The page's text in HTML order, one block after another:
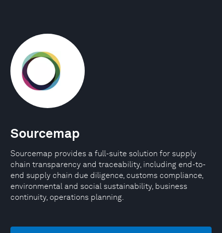
Sourcemap
Sourcemap provides a full-suite solution for supply
chain transparency and traceability, including end-to-
end supply chain due diligence, customs compliance,
environmental and social sustainability, business
continuity, operations planning.